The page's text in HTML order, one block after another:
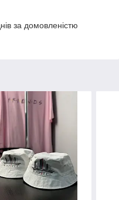
за домовленістю